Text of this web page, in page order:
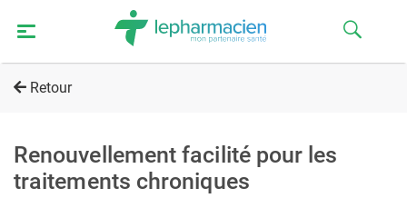
Retour
Renouvellement facilité pour les
traitements chroniques